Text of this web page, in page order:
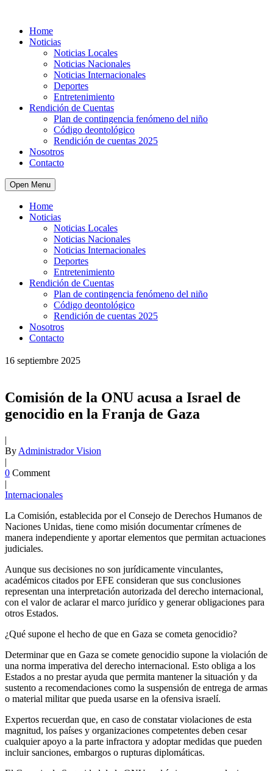
Home
Noticias
Noticias Locales
Noticias Nacionales
Noticias Internacionales
Deportes
Entretenimiento
Rendición de Cuentas
Plan de contingencia fenómeno del niño
Código deontológico
Rendición de cuentas 2025
Nosotros
Contacto
Open Menu
Home
Noticias
Noticias Locales
Noticias Nacionales
Noticias Internacionales
Deportes
Entretenimiento
Rendición de Cuentas
Plan de contingencia fenómeno del niño
Código deontológico
Rendición de cuentas 2025
Nosotros
Contacto
16 septiembre 2025
Comisión de la ONU acusa a Israel de
genocidio en la Franja de Gaza
|
By Administrador Vision
|
0 Comment
|
Internacionales
La Comisión, establecida por el Consejo de Derechos Humanos de
Naciones Unidas, tiene como misión documentar crímenes de
manera independiente y aportar elementos que permitan actuaciones
judiciales.
Aunque sus decisiones no son jurídicamente vinculantes,
académicos citados por EFE consideran que sus conclusiones
representan una interpretación autorizada del derecho internacional,
con el valor de aclarar el marco jurídico y generar obligaciones para
otros Estados.
¿Qué supone el hecho de que en Gaza se cometa genocidio?
Determinar que en Gaza se comete genocidio supone la violación de
una norma imperativa del derecho internacional. Esto obliga a los
Estados a no prestar ayuda que permita mantener la situación y da
sustento a recomendaciones como la suspensión de entrega de armas
o material militar que pueda usarse en la ofensiva israelí.
Expertos recuerdan que, en caso de constatar violaciones de esta
magnitud, los países y organizaciones competentes deben cesar
cualquier apoyo a la parte infractora y adoptar medidas que pueden
incluir sanciones, embargos o rupturas diplomáticas.